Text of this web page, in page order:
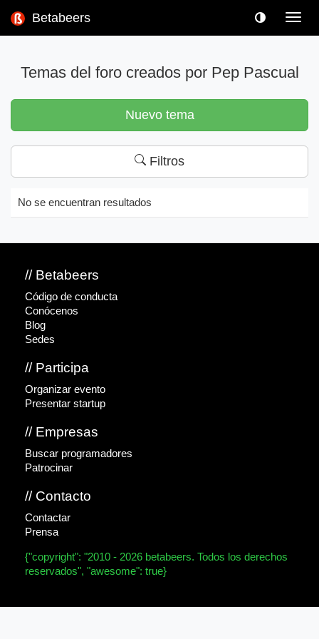
Betabeers
Temas del foro creados por Pep Pascual
Nuevo tema
Filtros
No se encuentran resultados
// Betabeers
Código de conducta
Conócenos
Blog
Sedes
// Participa
Organizar evento
Presentar startup
// Empresas
Buscar programadores
Patrocinar
// Contacto
Contactar
Prensa
{"copyright": "2010 - 2026 betabeers. Todos los derechos
reservados", "awesome": true}